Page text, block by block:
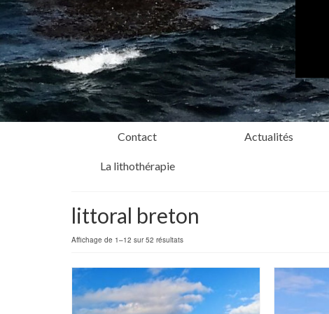
Contact Actualités
La lithothérapie
littoral breton
Affichage de 1–12 sur 52 résultats